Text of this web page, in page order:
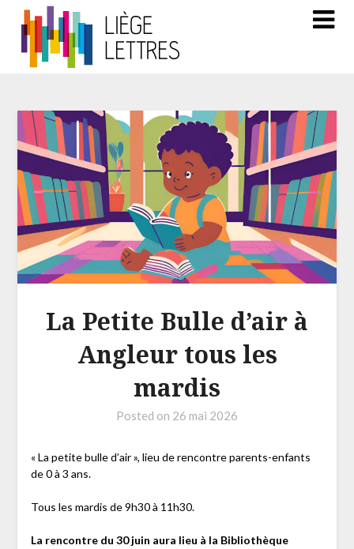
La Petite Bulle d’air à
Angleur tous les
mardis
Posted on 26 mai 2026
« La petite bulle d’air », lieu de rencontre parents-enfants
de 0 à 3 ans.
Tous les mardis de 9h30 à 11h30.
La rencontre du 30 juin aura lieu à la Bibliothèque